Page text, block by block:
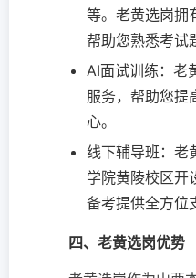
等。老黄选岗拥
帮助您熟悉考试
AI面试训练：老
服务，帮助您提
心。
线下辅导班：老
学院黄陵校区开
备考提供全方位
四、老黄选岗优势